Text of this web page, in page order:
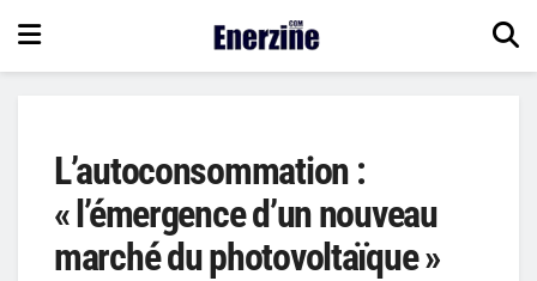
L’autoconsommation :
« l’émergence d’un nouveau
marché du photovoltaïque »